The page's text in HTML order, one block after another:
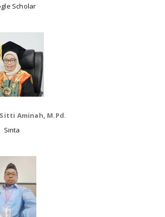
Scholar
Aminah, M.Pd.
Sinta